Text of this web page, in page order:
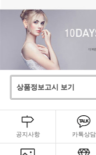
상품정보고시 보기
공지사항 카톡상담